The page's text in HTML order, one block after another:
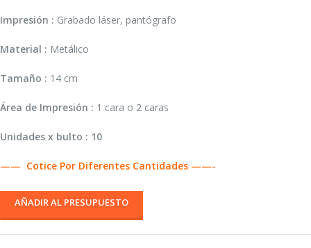
Impresión : Grabado láser, pantógrafo
Material : Metálico
Tamaño : 14 cm
Área de Impresión : 1 cara o 2 caras
Unidades x bulto : 10
—— Cotice Por Diferentes Cantidades ——-
AÑADIR AL PRESUPUESTO